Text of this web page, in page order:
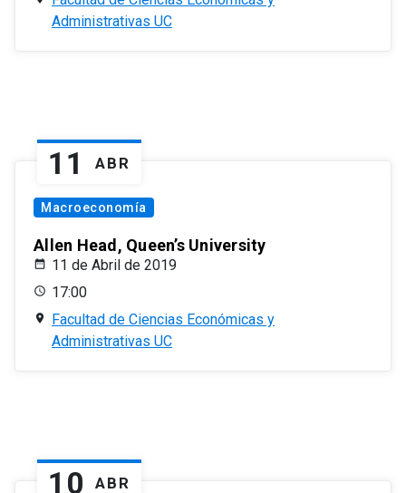
Administrativas UC
11 ABR
Macroeconomía
Allen Head, Queen’s University
11 de Abril de 2019
17:00
Facultad de Ciencias Económicas y
Administrativas UC
10 ABR